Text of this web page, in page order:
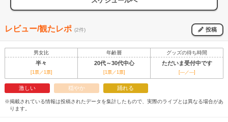
レビュー/観たレポ (2件) 投稿
男女比 年齢層 グッズの待ち時間
半々 20代～30代中心 ただいま受付中です
[1票／1票] [1票／1票] [---／---]
激しい 穏やか 踊れる
※掲載されている情報は投稿されたデータを集計したもので、実際のライブとは異なる場合があ
ります。